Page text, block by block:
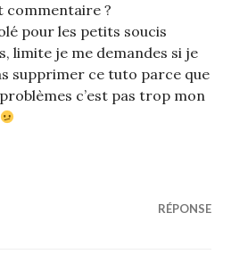
commentaire ?
pour les petits soucis
limite je me demandes si je
supprimer ce tuto parce que
c’est pas trop mon
RÉPONSE